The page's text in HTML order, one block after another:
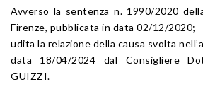
Avverso la sentenza n. 1990/2020
Firenze, pubblicata in data 02/12/2020;
udita la relazione della causa svolta
data 18/04/2024 dal Consigliere
GUIZZI.